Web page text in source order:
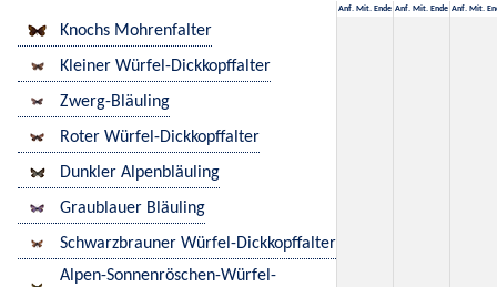
Anf. Mit. Ende Anf. Mit. Ende Anf. Mit.
Knochs Mohrenfalter
Kleiner Würfel-Dickkopffalter
Zwerg-Bläuling
Roter Würfel-Dickkopffalter
Dunkler Alpenbläuling
Graublauer Bläuling
Schwarzbrauner Würfel-Dickkopffalter
Alpen-Sonnenröschen-Würfel-